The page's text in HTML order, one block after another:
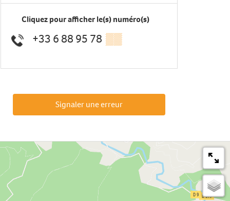
Cliquez pour afficher le(s) numéro(s)
+33 6 88 95 78 ▒▒
Signaler une erreur